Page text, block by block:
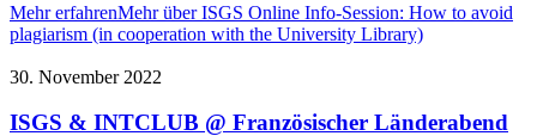
Mehr erfahrenMehr über ISGS Online Info-Session: How to avoid
plagiarism (in cooperation with the University Library)
30. November 2022
ISGS & INTCLUB @ Französischer Länderabend